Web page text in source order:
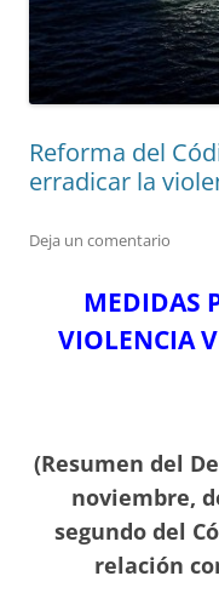
Reforma del
erradicar la
Deja un comentario
MEDIDAS
VIOLENCIA
(Resumen del
noviembre,
segundo del
relación